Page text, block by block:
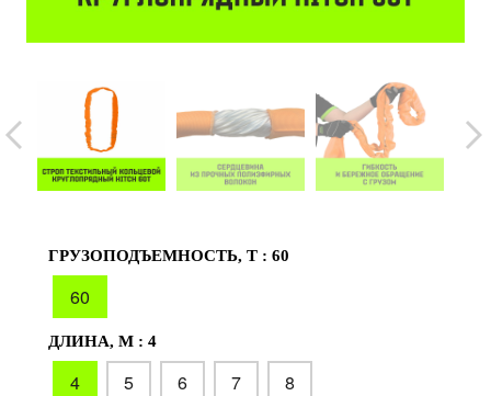
ГРУЗОПОДЪЕМНОСТЬ, Т : 60
60
ДЛИНА, М : 4
4 5 6 7 8